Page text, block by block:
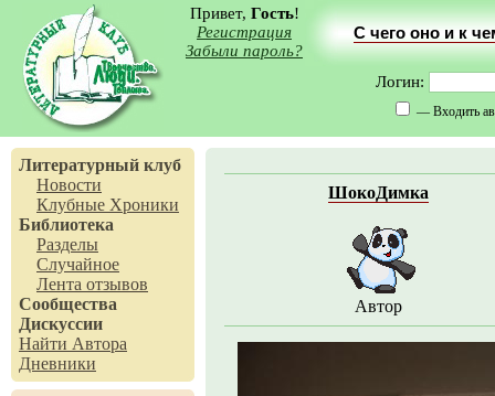
Привет, Гость!
Регистрация
Забыли пароль?
С чего оно и к
Логин:
— Входить
Литературный клуб
Новости
Клубные Хроники
Библиотека
Разделы
Случайное
Лента отзывов
Сообщества
Дискуссии
Найти Автора
Дневники
ШокоДимка
Автор